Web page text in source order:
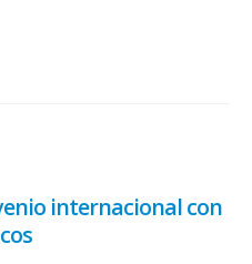
internacional con